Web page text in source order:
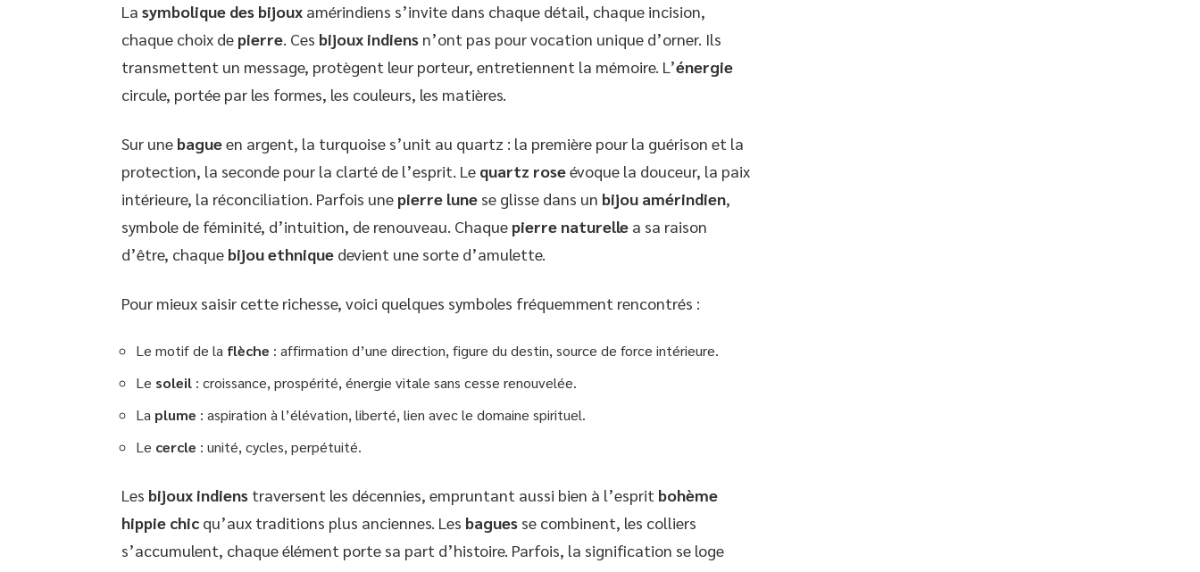
La symbolique des bijoux amérindiens s’invite dans chaque détail, chaque incision,
chaque choix de pierre. Ces bijoux indiens n’ont pas pour vocation unique d’orner. Ils
transmettent un message, protègent leur porteur, entretiennent la mémoire. L’énergie
circule, portée par les formes, les couleurs, les matières.
Sur une bagueen argent, la turquoise s’unit au quartz : la première pour la guérison et la
protection, la seconde pour la clarté de l’esprit. Le quartz roseévoque la douceur, la paix
intérieure, la réconciliation. Parfois une pierre lune se glisse dans un bijou amérindien,
symbole de féminité, d’intuition, de renouveau. Chaque pierre naturelle a sa raison
d’être, chaque bijou ethnique devient une sorte d’amulette.
Pour mieux saisir cette richesse, voici quelques symboles fréquemment rencontrés :
Le motif de la flèche : affirmation d’une direction, figure du destin, source de force intérieure.
Le soleil : croissance, prospérité, énergie vitale sans cesse renouvelée.
La plume : aspiration à l’élévation, liberté, lien avec le domaine spirituel.
Le cercle : unité, cycles, perpétuité.
Les bijoux indiens traversent les décennies, empruntant aussi bien à l’esprit bohème
hippie chic qu’aux traditions plus anciennes. Les bagues se combinent, les colliers
s’accumulent, chaque élément porte sa part d’histoire. Parfois, la signification se loge